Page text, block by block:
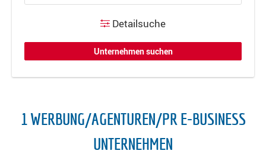
Detailsuche
1 WERBUNG/AGENTUREN/PR E-BUSINESS
UNTERNEHMEN